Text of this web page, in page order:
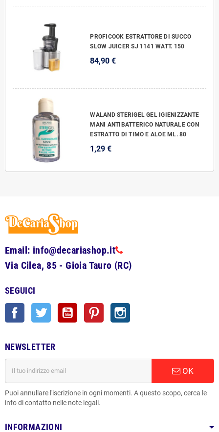
PROFICOOK ESTRATTORE DI SUCCO
SLOW JUICER SJ 1141 WATT. 150
84,90 €
WALAND STERIGEL GEL IGIENIZZANTE
MANI ANTIBATTERICO NATURALE CON
ESTRATTO DI TIMO E ALOE ML. 80
1,29 €
Email: info@decariashop.it
Via Cilea, 85 - Gioia Tauro (RC)
SEGUICI
Facebook Twitter YouTube Pinterest
NEWSLETTER
OK
Puoi annullare l'iscrizione in ogni momenti. A questo scopo, cerca le
info di contatto nelle note legali.
INFORMAZIONI